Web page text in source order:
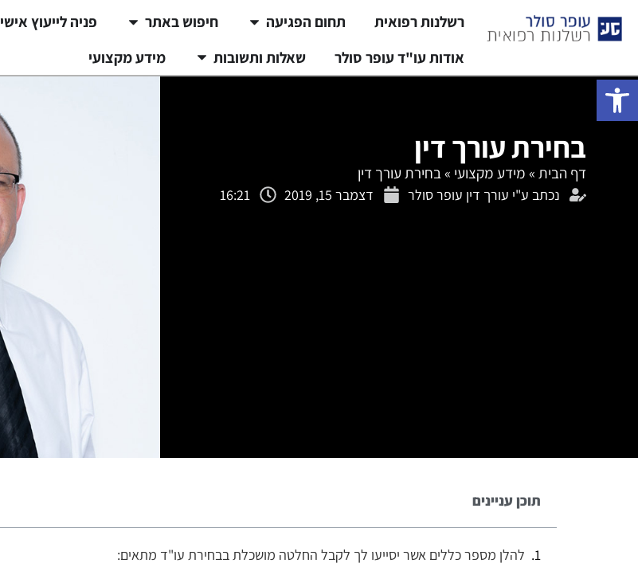
פתח סרגל נגישות
רשלנות רפואית תחום הפגיעה חיפוש באתר
פניה לייעוץ אישי
אודות עו"ד עופר סולר
שאלות ותשובות מידע מקצועי
בחירת עורך דין
דף הבית » מידע מקצועי »בחירת עורך דין
נכתב ע"י עורך דין עופר סולר דצמבר 15, 2019 16:21
תוכן עניינים
להלן מספר כללים אשר יסייעו לך לקבל החלטה מושכלת בבחירת עו"ד מתאים: